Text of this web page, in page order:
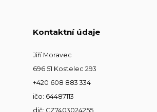
Kontaktní údaje
Jiří Moravec
696 51 Kostelec 293
+420 608 883 334
ičo: 64487113
dič: CZ7403024255